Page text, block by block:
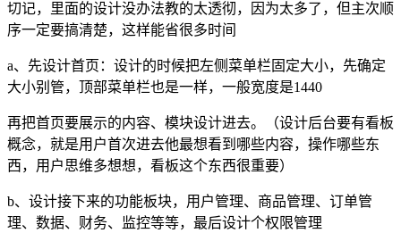
切记，里面的设计没办法教的太透彻，因为太多了，但主次顺
序一定要搞清楚，这样能省很多时间
a、先设计首页：设计的时候把左侧菜单栏固定大小，先确定
大小别管，顶部菜单栏也是一样，一般宽度是1440
再把首页要展示的内容、模块设计进去。（设计后台要有看板
概念，就是用户首次进去他最想看到哪些内容，操作哪些东
西，用户思维多想想，看板这个东西很重要）
b、设计接下来的功能板块，用户管理、商品管理、订单管
理、数据、财务、监控等等，最后设计个权限管理